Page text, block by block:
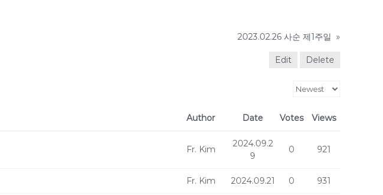
2023.02.26 사순 제1주일 »
Edit Delete
Author Date Votes Views
Fr. Kim
2024.09.2
9
0 921
Fr. Kim 2024.09.21 0 931